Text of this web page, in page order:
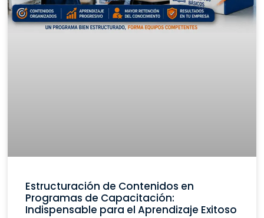
Estructuración de Contenidos en
Programas de Capacitación:
Indispensable para el Aprendizaje Exitoso